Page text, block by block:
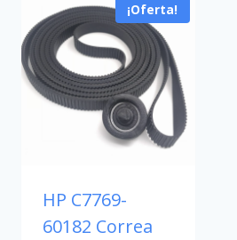
¡Oferta!
HP C7769-
60182 Correa